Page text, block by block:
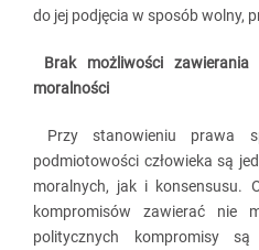
do jej podjęcia w sposób wolny,
Brak możliwości
moralności
Przy stanowieniu prawa
podmiotowości człowieka są
moralnych, jak i konsensusu.
kompromisów zawierać nie
politycznych kompromisy